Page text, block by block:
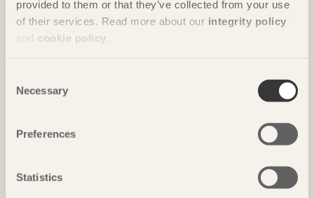
provided to them or that they’ve collected from your use
of their services. Read more about our integrity policy
and cookie policy
Selection
Necessary
Preferences
Statistics
NOTERAT
Foto: Björn Lofterud